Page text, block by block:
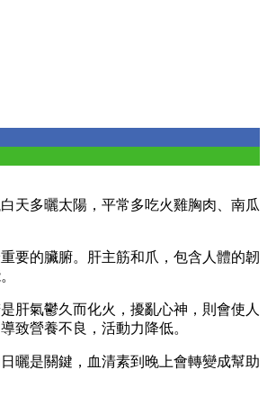
天多曬太陽，平常多吃火雞胸肉、南瓜
要的臟腑。肝主筋和爪，包含人體的韌
肝氣鬱久而化火，擾亂心神，則會使人
致營養不良，活動力降低。
曬是關鍵，血清素到晚上會轉變成幫助